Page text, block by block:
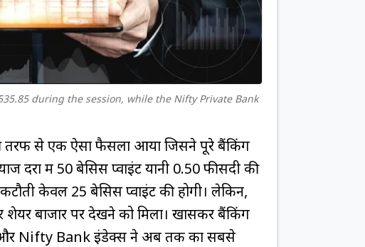
during the session, while the Nifty Private Bank
तरफ से एक ऐसा फैसला आया जिसने पूरे बैंकिंग
दरों में 50 बेसिस प्वाइंट यानी 0.50 फीसदी की
केवल 25 बेसिस प्वाइंट की होगी। लेकिन,
बाजार पर देखने को मिला। खासकर बैंकिंग
और Nifty Bank इंडेक्स ने अब तक का सबसे